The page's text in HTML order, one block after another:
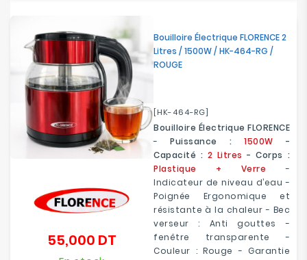
Bouilloire Électrique FLORENCE 2
Litres / 1500W / HK-464-RG /
ROUGE
[HK-464-RG]
Bouilloire Électrique FLORENCE
- Puissance :1500W -
Capacité : 2 Litres - Corps :
Plastique + Verre -
Indicateur de niveau d’eau -
Poignée Ergonomique et
résistante à la chaleur - Bec
verseur : Anti gouttes -
fenêtre transparente -
Couleur : Rouge - Garantie
55,000 DT